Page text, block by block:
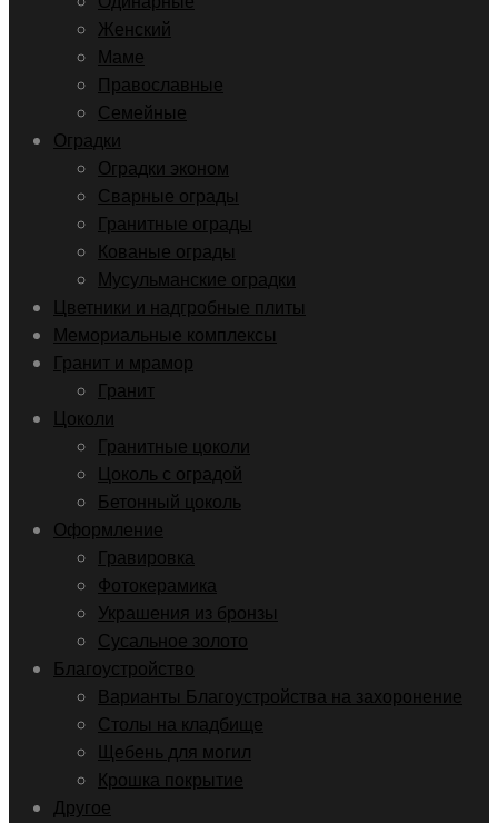
Женский
Маме
Православные
Семейные
Оградки
Оградки эконом
Сварные ограды
Гранитные ограды
Кованые ограды
Мусульманские оградки
Цветники и надгробные плиты
Мемориальные комплексы
Гранит и мрамор
Гранит
Цоколи
Гранитные цоколи
Цоколь с оградой
Бетонный цоколь
Оформление
Гравировка
Фотокерамика
Украшения из бронзы
Сусальное золото
Благоустройство
Варианты Благоустройства на захоронение
Столы на кладбище
Щебень для могил
Крошка покрытие
Другое